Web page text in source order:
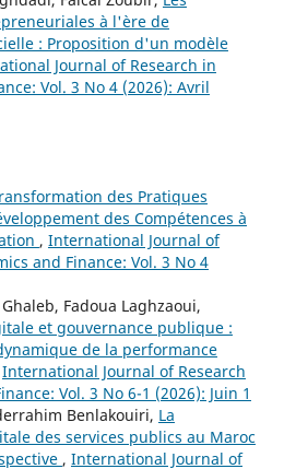
à l'ère de
: Proposition d'un modèle
Journal of Research in
Vol. 3 No 4 (2026): Avril
des Pratiques
des Compétences à
, International Journal of
and Finance: Vol. 3 No 4
Fadoua Laghzaoui,
et gouvernance publique :
de la performance
International Journal of Research
Vol. 3 No 6-1 (2026): Juin 1
Benlakouiri, La
des services publics au Maroc
, International Journal of